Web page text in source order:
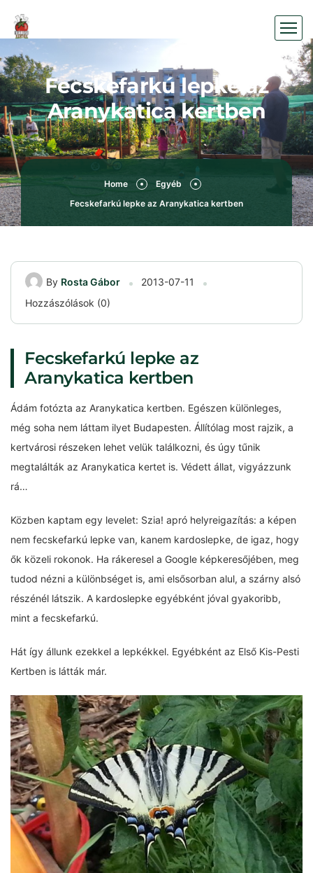
Fecskefarkú lepke az
Aranykatica kertben
Home
Egyéb
Fecskefarkú lepke az Aranykatica kertben
By Rosta Gábor
2013-07-11
Hozzászólások (0)
Fecskefarkú lepke az
Aranykatica kertben
Ádám fotózta az Aranykatica kertben. Egészen különleges,
még soha nem láttam ilyet Budapesten. Állítólag most rajzik, a
kertvárosi részeken lehet velük találkozni, és úgy tűnik
megtalálták az Aranykatica kertet is. Védett állat, vigyázzunk
rá…
Közben kaptam egy levelet: Szia! apró helyreigazítás: a képen
nem fecskefarkú lepke van, kanem kardoslepke, de igaz, hogy
ők közeli rokonok. Ha rákeresel a Google képkeresőjében, meg
tudod nézni a különbséget is, ami elsősorban alul, a szárny alsó
részénél látszik. A kardoslepke egyébként jóval gyakoribb,
mint a fecskefarkú.
Hát így állunk ezekkel a lepkékkel. Egyébként az Első Kis-Pesti
Kertben is látták már.